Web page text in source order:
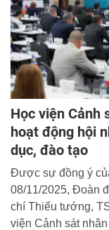
Học viện Cảnh
hoạt động hội
dục, đào tạo
Được sự đồng ý
08/11/2025, Đoàn
chí Thiếu tướng,
viện Cảnh sát